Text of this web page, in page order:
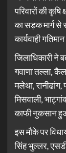
परिवारों की
का सड़क मार्ग
कार्यवाही
जिलाधिकारी ने
गवाणा तल्ला,
मलेथा,
मिसवाली,
काफी नुकसान
इस मौके पर
सिंह भुल्लर,